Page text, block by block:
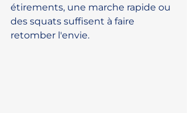
étirements, une marche rapide ou
des squats suffisent à faire
retomber l'envie.